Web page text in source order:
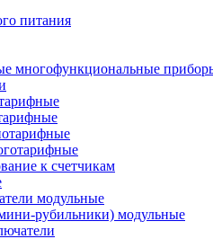
питания
многофункциональные
к счетчикам
модульные
рубильники) модульные